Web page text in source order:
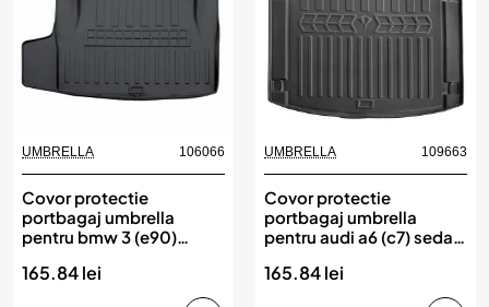
UMBRELLA 106066
Covor protectie
portbagaj umbrella
pentru bmw 3 (e90)
165.84 lei
UMBRELLA 109663
Covor protectie
portbagaj umbrella
pentru audi a6 (c7) sedan
165.84 lei